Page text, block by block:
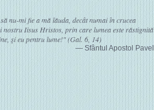
nu-mi fie a mă lăuda, decât numai în crucea
nostru Iisus Hristos, prin care lumea este răstignită
şi eu pentru lume!" (Gal. 6, 14)
— Sfântul Apostol Pavel